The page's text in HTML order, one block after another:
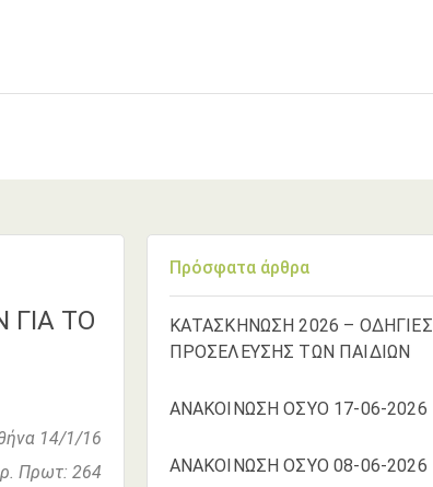
ΓΙΑ ΤΟ
14/1/16
Πρωτ: 264
Πρόσφατα άρθρα
ΚΑΤΑΣΚΗΝΩΣΗ 2026 – ΟΔΗΓΙΕΣ
ΠΡΟΣΕΛΕΥΣΗΣ ΤΩΝ ΠΑΙΔΙΩΝ
ΑΝΑΚΟΙΝΩΣΗ ΟΣΥΟ 17-06-2026
ΑΝΑΚΟΙΝΩΣΗ ΟΣΥΟ 08-06-2026